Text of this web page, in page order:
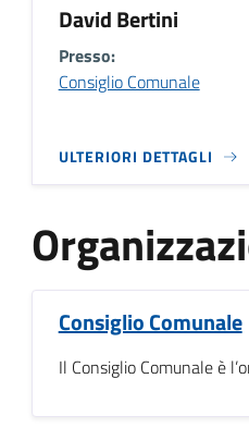
David Bertini
Presso:
Consiglio Comunale
ULTERIORI DETTAGLI
Consiglio Comunale
Il Consiglio Comunale è